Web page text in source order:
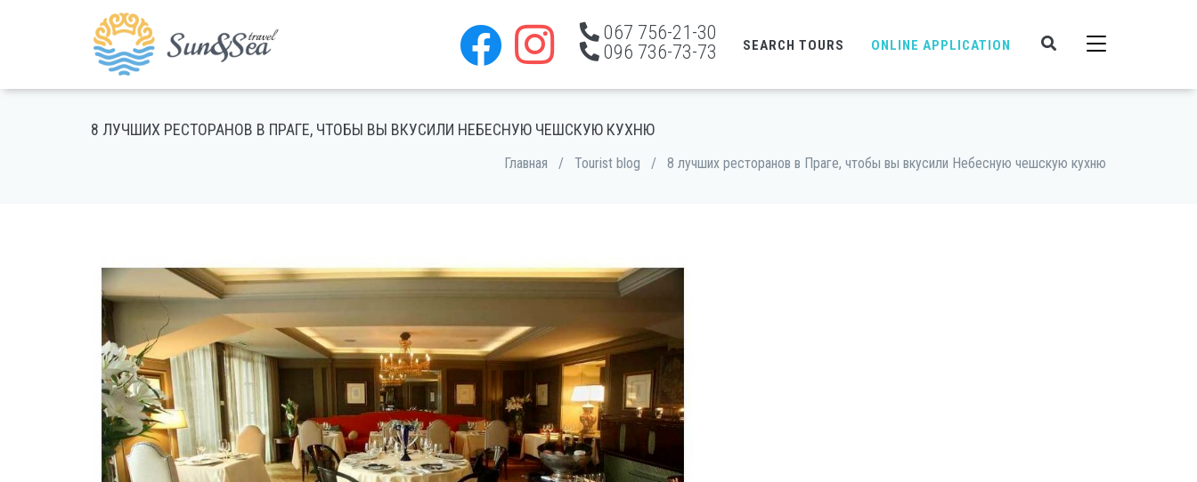
067 756-21-30
096 736-73-73
SEARCH TOURS ONLINE APPLICATION
8 ЛУЧШИХ РЕСТОРАНОВ В ПРАГЕ, ЧТОБЫ ВЫ ВКУСИЛИ НЕБЕСНУЮ ЧЕШСКУЮ КУХНЮ
Главная / Tourist blog / 8 лучших ресторанов в Праге, чтобы вы вкусили Небесную чешскую кухню